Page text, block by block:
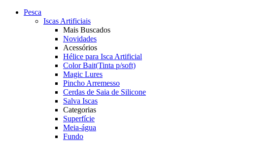
Pesca
Iscas Artificiais
Mais Buscados
Novidades
Acessórios
Hélice para Isca Artificial
Color Bait(Tinta p/soft)
Magic Lures
Pincho Arremesso
Cerdas de Saia de Silicone
Salva Iscas
Categorias
Superfície
Meia-água
Fundo